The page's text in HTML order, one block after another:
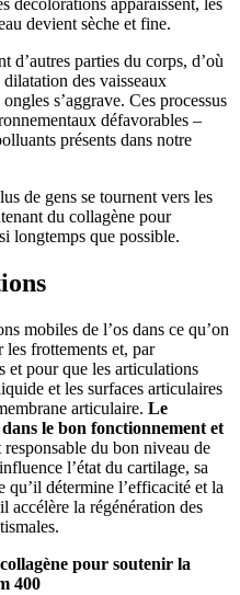
décolorations apparaissent, les
devient sèche et fine.
d’autres parties du corps, d’où
des vaisseaux
s’aggrave. Ces processus
défavorables –
présents dans notre
de gens se tournent vers les
du collagène pour
longtemps que possible.
mobiles de l’os dans ce qu’on
frottements et, par
et pour que les articulations
et les surfaces articulaires
articulaire. Le
le bon fonctionnement et
responsable du bon niveau de
l’état du cartilage, sa
détermine l’efficacité et la
accélère la régénération des
pour soutenir la
400